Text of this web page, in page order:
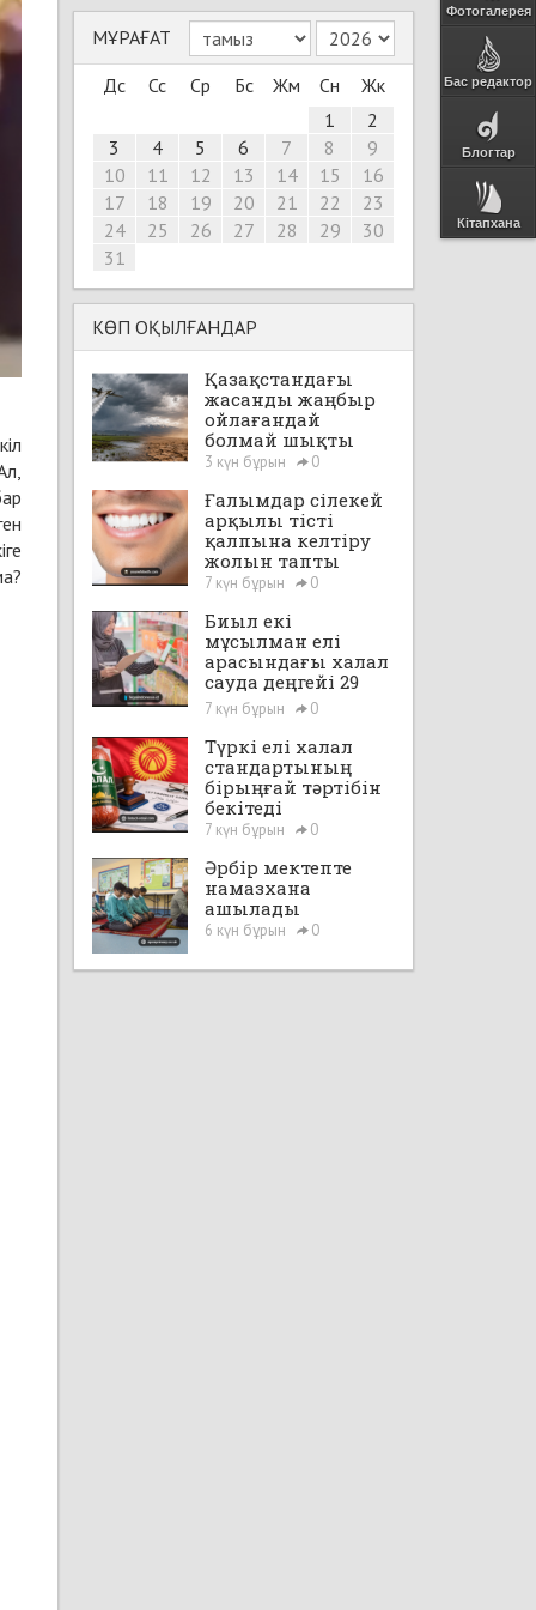
Фотогалерея
Бас редактор
Блогтар
Кітапхана
МҰРАҒАТ
Дс
Сс Ср Бс Жм Сн
Жк
1
2
3
4 5 6 7 8
9
10
11 12 13 14 15
16
17
18 19 20 21 22
23
24
25 26 27 28 29
30
31
КӨП ОҚЫЛҒАНДАР
Қазақстандағы
жасанды жаңбыр
ойлағандай
болмай шықты
3 күн бұрын 0
Ғалымдар сілекей
арқылы тісті
қалпына келтіру
жолын тапты
7 күн бұрын 0
Биыл екі
мұсылман елі
арасындағы халал
сауда деңгейі 29
млрд доллардан
асады
7 күн бұрын 0
Түркі елі халал
стандартының
бірыңғай тәртібін
бекітеді
7 күн бұрын 0
Әрбір мектепте
намазхана
ашылады
6 күн бұрын 0